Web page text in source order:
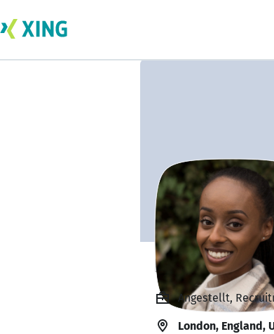
Hermon
Angestellt,
London, England,